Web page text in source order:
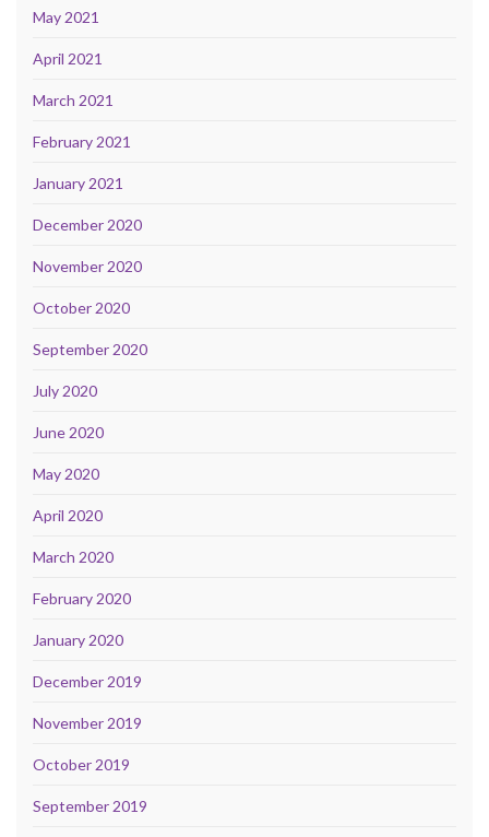
May 2021
April 2021
March 2021
February 2021
January 2021
December 2020
November 2020
October 2020
September 2020
July 2020
June 2020
May 2020
April 2020
March 2020
February 2020
January 2020
December 2019
November 2019
October 2019
September 2019